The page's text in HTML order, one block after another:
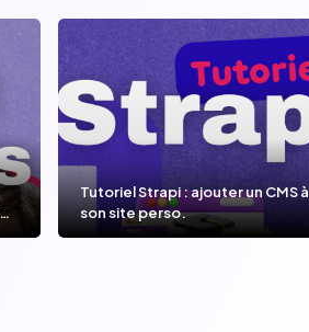
Tutoriel Strapi : ajouter un CMS à
son site perso.